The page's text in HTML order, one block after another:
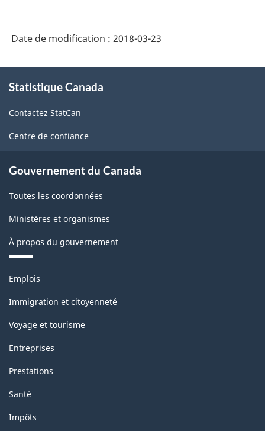
Date de modification : 2018-03-23
propos
ce
site
Statistique Canada
Contactez StatCan
Centre de confiance
Gouvernement du Canada
Toutes les coordonnées
Ministères et organismes
À propos du gouvernement
Thèmes
sujets
Emplois
Immigration et citoyenneté
Voyage et tourisme
Entreprises
Prestations
Santé
Impôts